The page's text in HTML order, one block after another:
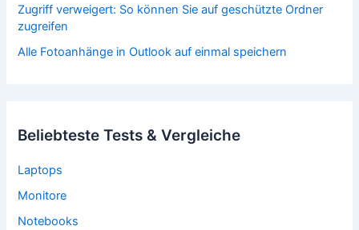
Zugriff verweigert: So können Sie auf geschützte Ordner
zugreifen
Alle Fotoanhänge in Outlook auf einmal speichern
Beliebteste Tests & Vergleiche
Laptops
Monitore
Notebooks